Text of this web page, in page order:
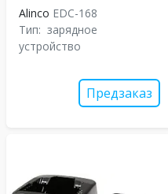
Alinco EDC-168
Тип: зарядное
устройство
Предзаказ